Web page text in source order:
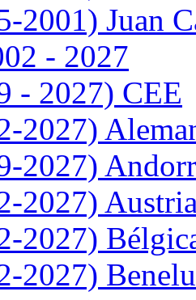
2001) Juan
- 2027
- 2027) CEE
2027)
2027)
2027)
2027)
2027)